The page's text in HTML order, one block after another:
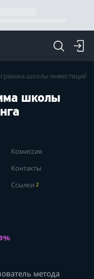
школы инвестиций
школы
Комиссия
Контакты
Ссылки 2
метода